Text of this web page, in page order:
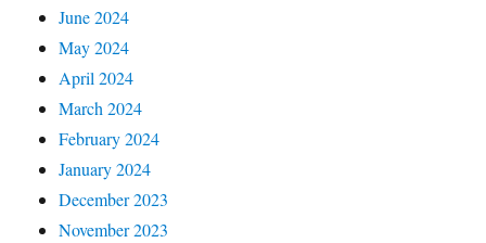
June 2024
May 2024
April 2024
March 2024
February 2024
January 2024
December 2023
November 2023